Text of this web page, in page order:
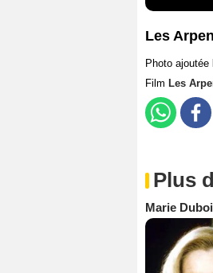
Les
Photo
Film Les
Plus
Marie